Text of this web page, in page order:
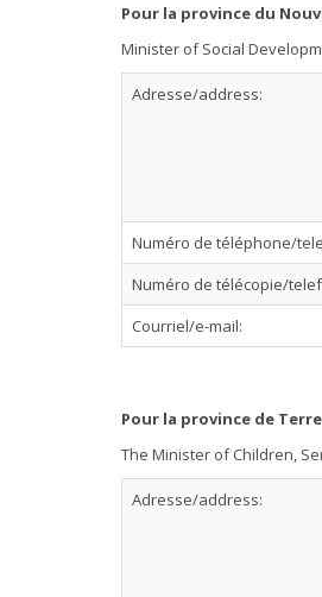
Pour la province du
Minister of Social
Adresse/address:
Numéro de téléphone/
Numéro de télécopie/
Courriel/e-mail:
Pour la province de
The Minister of Children,
Adresse/address: